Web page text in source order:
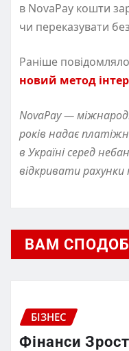
в NovaPay кошти
чи переказувати
Раніше
новий метод
NovaPay —
років надає
в Україні серед
відкривати
ВАМ
БІЗНЕС
Фінанси